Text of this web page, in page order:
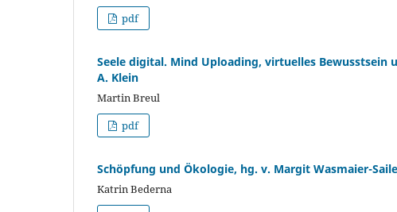
pdf
Seele digital. Mind Uploading, virtuelles Bewusstsein
A. Klein
Martin Breul
pdf
Schöpfung und Ökologie, hg. v. Margit Wasmaier-
Katrin Bederna